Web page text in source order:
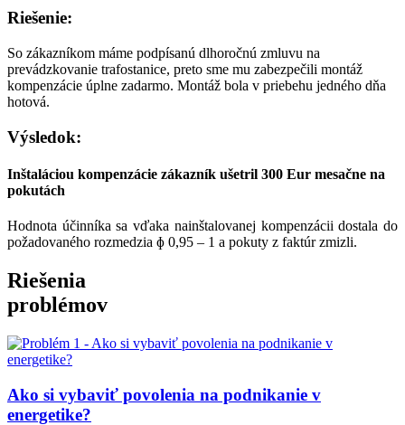
Riešenie:
So zákazníkom máme podpísanú dlhoročnú zmluvu na
prevádzkovanie trafostanice, preto sme mu zabezpečili montáž
kompenzácie úplne zadarmo. Montáž bola v priebehu jedného dňa
hotová.
Výsledok:
Inštaláciou kompenzácie zákazník ušetril 300 Eur mesačne na
pokutách
Hodnota účinníka sa vďaka nainštalovanej kompenzácii dostala do
požadovaného rozmedzia ɸ 0,95 – 1 a pokuty z faktúr zmizli.
Riešenia
problémov
Ako si vybaviť povolenia na podnikanie v
energetike?